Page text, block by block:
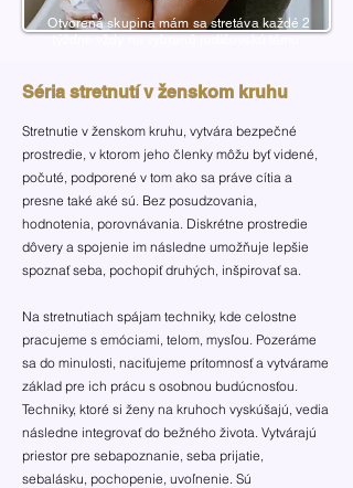
Otvorená skupina mám sa stretáva každé 2
týždne vždy na vybranú rodičovskú tému.
Séria stretnutí v ženskom kruhu
Stretnutie v ženskom kruhu, vytvára bezpečné
prostredie, v ktorom jeho členky môžu byť videné,
počuté, podporené v tom ako sa práve cítia a
presne také aké sú. Bez posudzovania,
hodnotenia, porovnávania. Diskrétne prostredie
dôvery a spojenie im následne umožňuje lepšie
spoznať seba, pochopiť druhých, inšpirovať sa.
Na stretnutiach spájam techniky, kde celostne
pracujeme s emóciami, telom, mysľou. Pozeráme
sa do minulosti, naciťujeme prítomnosť a vytvárame
základ pre ich prácu s osobnou budúcnosťou.
Techniky, ktoré si ženy na kruhoch vyskúšajú, vedia
následne integrovať do bežného života. Vytvárajú
priestor pre sebapoznanie, seba prijatie,
sebalásku, pochopenie, uvoľnenie. Sú